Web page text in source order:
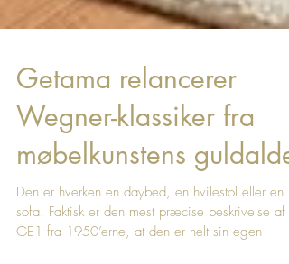
Getama relancerer
Wegner-klassiker fra
møbelkunstens guldalder
Den er hverken en daybed, en hvilestol eller en